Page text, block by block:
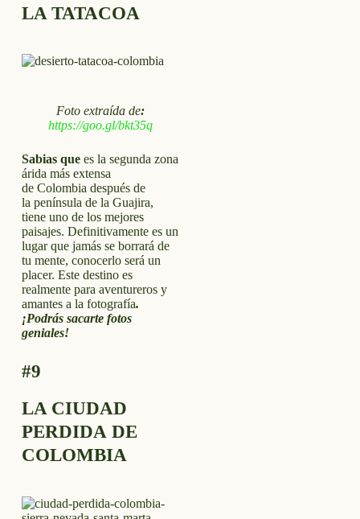
LA TATACOA
Foto extraída de:
https://goo.gl/bkt35q
Sabias que es la segunda zona
árida más extensa
de Colombia después de
la península de la Guajira,
tiene uno de los mejores
paisajes. Definitivamente es un
lugar que jamás se borrará de
tu mente, conocerlo será un
placer. Este destino es
realmente para aventureros y
amantes a la fotografía.
¡Podrás sacarte fotos
geniales!
#9
LA CIUDAD
PERDIDA DE
COLOMBIA